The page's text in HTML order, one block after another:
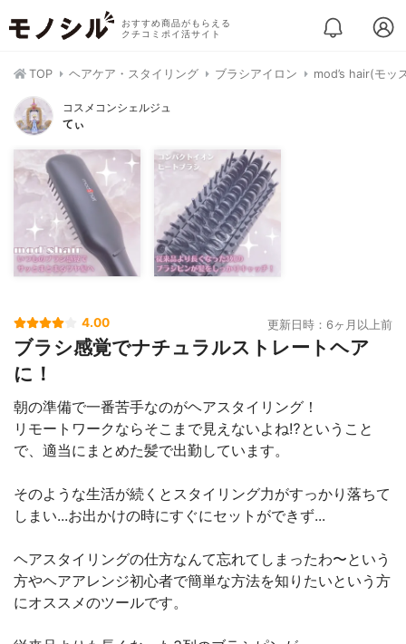
おすすめ商品がもらえる
クチコミポイ活サイト
TOP ヘアケア・スタイリング ブラシアイロン mod’s hair(モッ
コスメコンシェルジュ
てぃ
4.00 更新日時：6ヶ月以上前
ブラシ感覚でナチュラルストレートヘア
に！
朝の準備で一番苦手なのがヘアスタイリング！
リモートワークならそこまで見えないよね⁉︎ということ
で、適当にまとめた髪で出勤しています。
そのような生活が続くとスタイリング力がすっかり落ちて
しまい...お出かけの時にすぐにセットができず...
ヘアスタイリングの仕方なんて忘れてしまったわ〜という
方やヘアアレンジ初心者で簡単な方法を知りたいという方
にオススメのツールです。